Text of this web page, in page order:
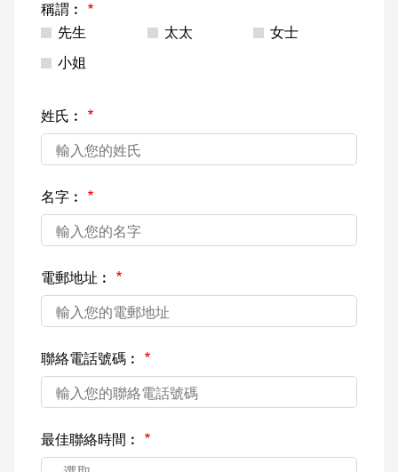
稱謂︰
先生
太太
女士
小姐
姓氏︰
名字︰
電郵地址︰
聯絡電話號碼︰
最佳聯絡時間︰